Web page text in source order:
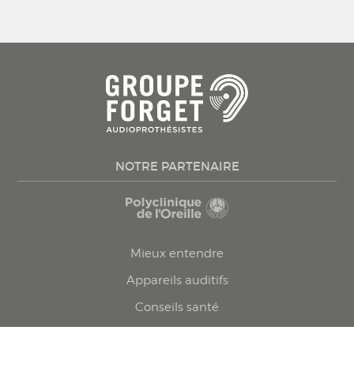
NOTRE PARTENAIRE
Mieux entendre
Appareils auditifs
Conseils santé